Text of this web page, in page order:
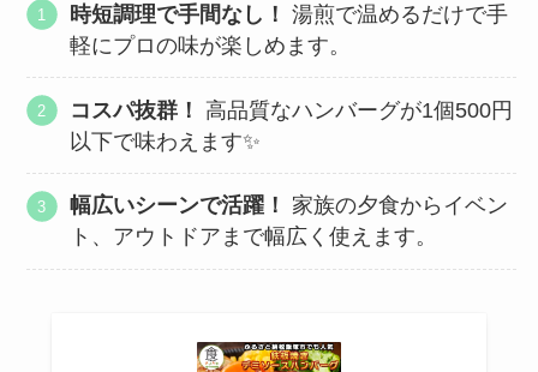
時短調理で手間なし！ 湯煎で温めるだけで手
軽にプロの味が楽しめます。
コスパ抜群！
高品質なハンバーグが1個500円
以下で味わえます✨
幅広いシーンで活躍！
家族の夕食からイベン
ト、アウトドアまで幅広く使えます。